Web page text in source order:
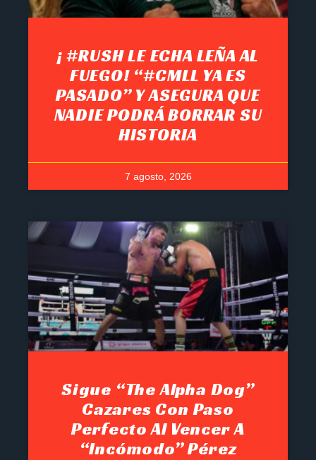
¡ #RUSH LE ECHA LEÑA AL
FUEGO! “#CMLL YA ES
PASADO” Y ASEGURA QUE
NADIE PODRÁ BORRAR SU
HISTORIA
7 agosto, 2026
Sigue “The Alpha Dog”
Cazares Con Paso
Perfecto Al Vencer A
“Incómodo” Pérez